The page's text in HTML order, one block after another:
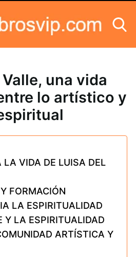
una vida
lo artístico y
LA VIDA DE LUISA DEL
FORMACIÓN
LA ESPIRITUALIDAD
Y LA ESPIRITUALIDAD
ARTÍSTICA Y